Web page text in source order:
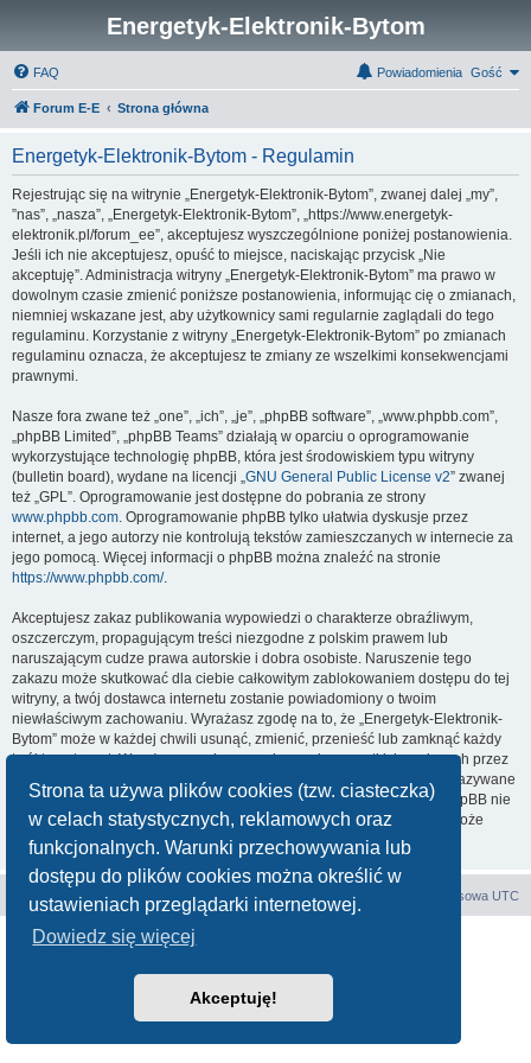
Strona ta używa plików cookies (tzw. ciasteczka)
w celach statystycznych, reklamowych oraz
funkcjonalnych. Warunki przechowywania lub
dostępu do plików cookies można określić w
ustawieniach przeglądarki internetowej.
Dowiedz się więcej
Akceptuję!
Energetyk-Elektronik-Bytom
FAQ Gość
Powiadomienia
Forum E-E Strona główna
Energetyk-Elektronik-Bytom - Regulamin
Rejestrując się na witrynie „Energetyk-Elektronik-Bytom”, zwanej dalej „my”,
”nas”, „nasza”, „Energetyk-Elektronik-Bytom”, „https://www.energetyk-
elektronik.pl/forum_ee”, akceptujesz wyszczególnione poniżej postanowienia.
Jeśli ich nie akceptujesz, opuść to miejsce, naciskając przycisk „Nie
akceptuję”. Administracja witryny „Energetyk-Elektronik-Bytom” ma prawo w
dowolnym czasie zmienić poniższe postanowienia, informując cię o zmianach,
niemniej wskazane jest, aby użytkownicy sami regularnie zaglądali do tego
regulaminu. Korzystanie z witryny „Energetyk-Elektronik-Bytom” po zmianach
regulaminu oznacza, że akceptujesz te zmiany ze wszelkimi konsekwencjami
prawnymi.
Nasze fora zwane też „one”, „ich”, „je”, „phpBB software”, „www.phpbb.com”,
„phpBB Limited”, „phpBB Teams” działają w oparciu o oprogramowanie
wykorzystujące technologię phpBB, która jest środowiskiem typu witryny
(bulletin board), wydane na licencji „GNU General Public License v2” zwanej
też „GPL”. Oprogramowanie jest dostępne do pobrania ze strony
www.phpbb.com. Oprogramowanie phpBB tylko ułatwia dyskusje przez
internet, a jego autorzy nie kontrolują tekstów zamieszczanych w internecie za
jego pomocą. Więcej informacji o phpBB można znaleźć na stronie
https://www.phpbb.com/.
Akceptujesz zakaz publikowania wypowiedzi o charakterze obraźliwym,
oszczerczym, propagującym treści niezgodne z polskim prawem lub
naruszającym cudze prawa autorskie i dobra osobiste. Naruszenie tego
zakazu może skutkować dla ciebie całkowitym zablokowaniem dostępu do tej
witryny, a twój dostawca internetu zostanie powiadomiony o twoim
niewłaściwym zachowaniu. Wyrażasz zgodę na to, że „Energetyk-Elektronik-
Bytom” może w każdej chwili usunąć, zmienić, przenieść lub zamknąć każdy
twój temat, post. Wyrażasz zgodę na zapisywanie wszystkich podanych przez
ciebie informacji w naszej bazie danych. Informacje te nie będą przekazywane
nikomu bez twojej zgody, ale ani „Energetyk-Elektronik-Bytom”, ani phpBB nie
ponosi odpowiedzialności za włamania do witryny, podczas których może
dojść do kradzieży danych.
Forum E-E Strona główna Strefa czasowa UTC
Technologię dostarcza
Zasady ochrony danych osobowych |